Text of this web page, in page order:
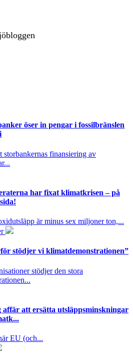
öser in pengar i fossilbränslen
storbankernas finansiering av
har fixat klimatkrisen – på
är minus sex miljoner ton,...
stödjer vi klimatdemonstrationen”
stödjer den stora
affär att ersätta utsläppsminskningar
EU (och...